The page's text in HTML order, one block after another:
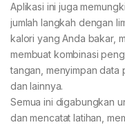
Aplikasi ini juga
jumlah langkah dengan
kalori yang Anda bakar,
membuat kombinasi
tangan, menyimpan data
dan lainnya.
Semua ini digabungkan
dan mencatat latihan,